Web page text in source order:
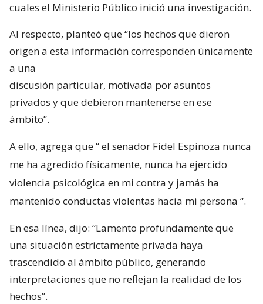
cuales el Ministerio Público inició una investigación.
Al respecto, planteó que “los hechos que dieron
origen a esta información corresponden únicamente
a una
discusión particular, motivada por asuntos
privados y que debieron mantenerse en ese
ámbito”.
A ello, agrega que “el senador Fidel Espinoza nunca
me ha agredido físicamente, nunca ha ejercido
violencia psicológica en mi contra y jamás ha
mantenido conductas violentas hacia mi persona “.
En esa línea, dijo: “Lamento profundamente que
una situación estrictamente privada haya
trascendido al ámbito público, generando
interpretaciones que no reflejan la realidad de los
hechos”.